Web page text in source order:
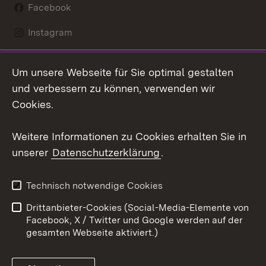
Facebook
Instagram
Mastodon
Youtube
Kontakt
Datenschutz
Barrierefreiheit
Impressum Cookies
Um unsere Webseite für Sie optimal gestalten
und verbessern zu können, verwenden wir
Cookies.
Weitere Informationen zu Cookies erhalten Sie in
unserer Datenschutzerklärung.
Technisch notwendige Cookies
Drittanbieter-Cookies (Social-Media-Elemente von
Facebook, X / Twitter und Google werden auf der
gesamten Webseite aktiviert.)